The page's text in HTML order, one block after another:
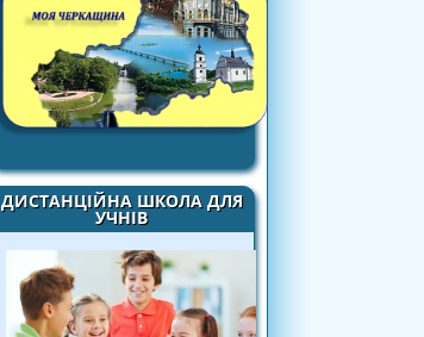
ДИСТАНЦІЙНА ШКОЛА ДЛЯ
УЧНІВ